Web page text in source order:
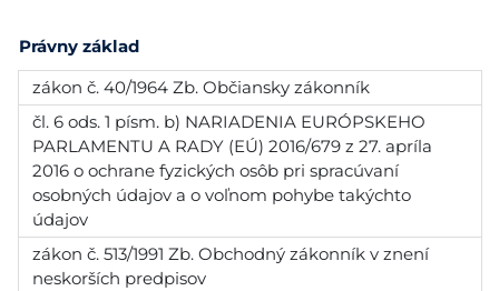
Právny základ
zákon č. 40/1964 Zb. Občiansky zákonník
čl. 6 ods. 1 písm. b) NARIADENIA EURÓPSKEHO
PARLAMENTU A RADY (EÚ) 2016/679 z 27. apríla
2016 o ochrane fyzických osôb pri spracúvaní
osobných údajov a o voľnom pohybe takýchto
údajov
zákon č. 513/1991 Zb. Obchodný zákonník v znení
neskorších predpisov